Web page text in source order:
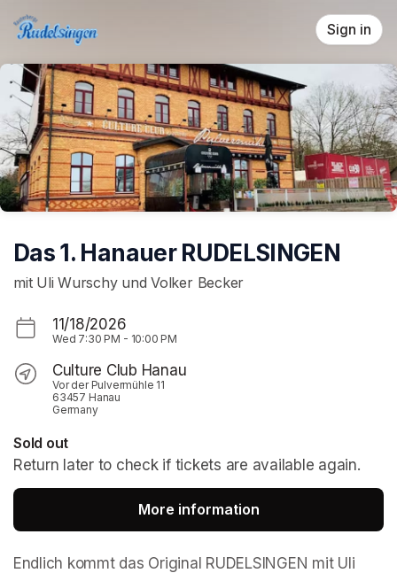
Skip header
Sign in
Das 1. Hanauer RUDELSINGEN
mit Uli Wurschy und Volker Becker
11/18/2026
Wed 7:30 PM - 10:00 PM
Culture Club Hanau
Vor der Pulvermühle 11
63457 Hanau
Germany
Sold out
Return later to check if tickets are available again.
More information
Endlich kommt das Original RUDELSINGEN mit Uli